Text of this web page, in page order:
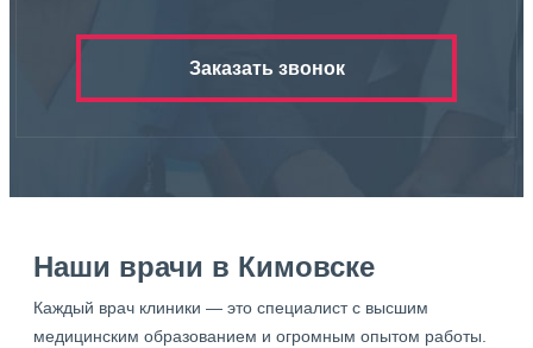
Заказать звонок
Наши врачи в Кимовске
Каждый врач клиники — это специалист с высшим
медицинским образованием и огромным опытом работы.